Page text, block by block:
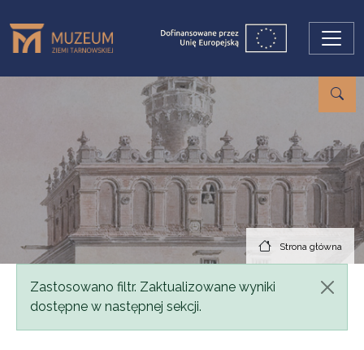
Strona główna
Komunikat
Zastosowano filtr. Zaktualizowane wyniki
dostępne w następnej sekcji.